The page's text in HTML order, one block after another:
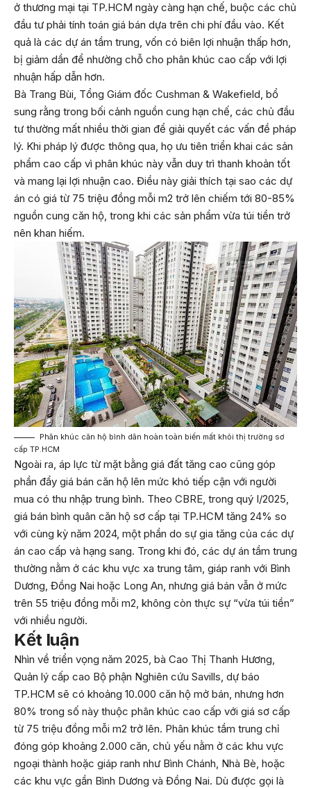
ở thương mại tại TP.HCM ngày càng hạn chế, buộc các chủ
đầu tư phải tính toán giá bán dựa trên chi phí đầu vào. Kết
quả là các dự án tầm trung, vốn có biên lợi nhuận thấp hơn,
bị giảm dần để nhường chỗ cho phân khúc cao cấp với lợi
nhuận hấp dẫn hơn.
Bà Trang Bùi, Tổng Giám đốc Cushman & Wakefield, bổ
sung rằng trong bối cảnh nguồn cung hạn chế, các chủ đầu
tư thường mất nhiều thời gian để giải quyết các vấn đề pháp
lý. Khi pháp lý được thông qua, họ ưu tiên triển khai các sản
phẩm cao cấp vì phân khúc này vẫn duy trì thanh khoản tốt
và mang lại lợi nhuận cao. Điều này giải thích tại sao các dự
án có giá từ 75 triệu đồng mỗi m2 trở lên chiếm tới 80-85%
nguồn cung căn hộ, trong khi các sản phẩm vừa túi tiền trở
nên khan hiếm.
Phân khúc căn hộ bình dân hoàn toàn biến mất khỏi thị trường sơ
cấp TP.HCM
Ngoài ra, áp lực từ mặt bằng giá đất tăng cao cũng góp
phần đẩy giá bán căn hộ lên mức khó tiếp cận với người
mua có thu nhập trung bình. Theo CBRE, trong quý I/2025,
giá bán bình quân căn hộ sơ cấp tại TP.HCM tăng 24% so
với cùng kỳ năm 2024, một phần do sự gia tăng của các dự
án cao cấp và hạng sang. Trong khi đó, các dự án tầm trung
thường nằm ở các khu vực xa trung tâm, giáp ranh với Bình
Dương, Đồng Nai hoặc Long An, nhưng giá bán vẫn ở mức
trên 55 triệu đồng mỗi m2, không còn thực sự “vừa túi tiền”
với nhiều người.
Kết luận
Nhìn về triển vọng năm 2025, bà Cao Thị Thanh Hương,
Quản lý cấp cao Bộ phận Nghiên cứu Savills, dự báo
TP.HCM sẽ có khoảng 10.000 căn hộ mở bán, nhưng hơn
80% trong số này thuộc phân khúc cao cấp với giá sơ cấp
từ 75 triệu đồng mỗi m2 trở lên. Phân khúc tầm trung chỉ
đóng góp khoảng 2.000 căn, chủ yếu nằm ở các khu vực
ngoại thành hoặc giáp ranh như Bình Chánh, Nhà Bè, hoặc
các khu vực gần Bình Dương và Đồng Nai. Dù được gọi là